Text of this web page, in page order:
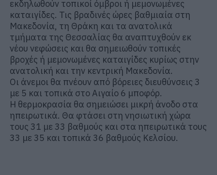
εκδηλωθούν τοπικοί όμβροι ή μεμονωμένες
καταιγίδες. Τις βραδινές ώρες βαθμιαία στη
Μακεδονία, τη Θράκη και τα ανατολικά
τμήματα της Θεσσαλίας θα αναπτυχθούν εκ
νέου νεφώσεις και θα σημειωθούν τοπικές
βροχές ή μεμονωμένες καταιγίδες κυρίως στην
ανατολική και την κεντρική Μακεδονία.
Οι άνεμοι θα πνέουν από βόρειες διευθύνσεις 3
με 5 και τοπικά στο Αιγαίο 6 μποφόρ.
Η θερμοκρασία θα σημειώσει μικρή άνοδο στα
ηπειρωτικά. Θα φτάσει στη νησιωτική χώρα
τους 31 με 33 βαθμούς και στα ηπειρωτικά τους
33 με 35 και τοπικά 36 βαθμούς Κελσίου.